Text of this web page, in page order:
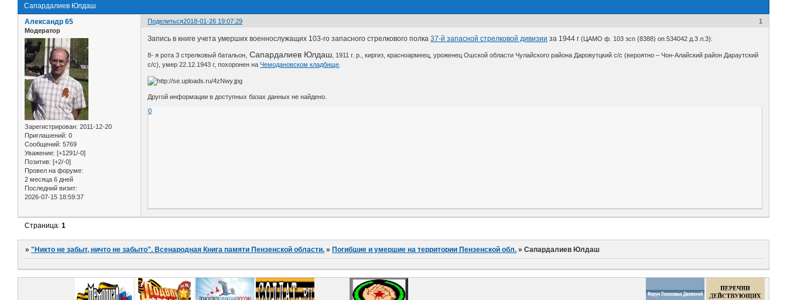
Сапардалиев Юлдаш
Поделиться 1
2018-01-26 19:07:29
Александр 65
Модератор
Зарегистрирован: 2011-12-20
Приглашений: 0
Сообщений: 5769
Уважение: [+1291/-0]
Позитив: [+2/-0]
Провел на форуме:
2 месяца 6 дней
Последний визит:
2026-07-15 18:59:37
Запись в книге учета умерших военнослужащих 103-го запасного стрелкового полка37-й запасной стрелковой дивизии за 1944 г (ЦАМО ф. 103 зсп (8388) оп.534042 д.3 л.3):
8- я рота 3 стрелковый батальон, Сапардалиев Юлдаш , 1911 г. р., киргиз, красноармеец, уроженец Ошской области Чулайского района Даровутцкий с/с (вероятно – Чон-Алайский район Дараутский
с/с), умер 22.12.1943 г, похоронен наЧемодановском кладбище
Другой информации в доступных базах данных не найдено.
0
Страница:1
»"Никто не забыт, ничто не забыто". Всенародная Книга памяти Пензенской области. » Погибшие и умершие на территории Пензенской обл. »Сапардалиев Юлдаш